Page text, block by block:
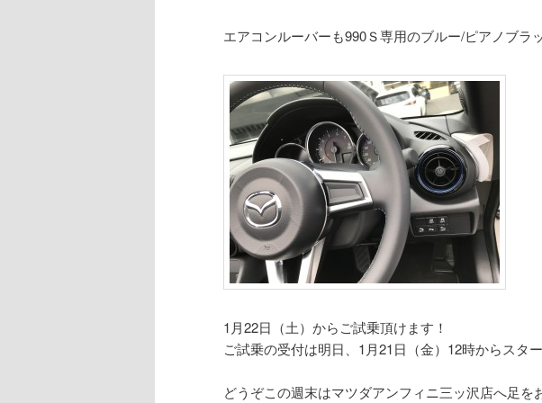
エアコンルーバーも990Ｓ専用のブルー/ピアノブラ
1月22日（土）からご試乗頂けます！
ご試乗の受付は明日、1月21日（金）12時からスタ
どうぞこの週末はマツダアンフィニ三ッ沢店へ足を